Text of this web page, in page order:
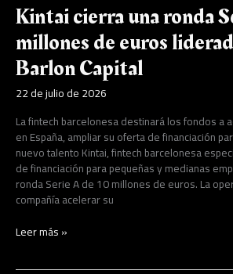
Kintai cierra una ronda
millones de euros
Barlon Capital
22 de julio de 2026
La fintech barcelonesa destinará los fondos a
en España, ampliar su oferta de financiación
nuevo talento Kintai, fintech barcelonesa
de financiación para pequeñas y medianas
ronda Serie A de 10 millones de euros. La
compañía acelerar su
Leer más »